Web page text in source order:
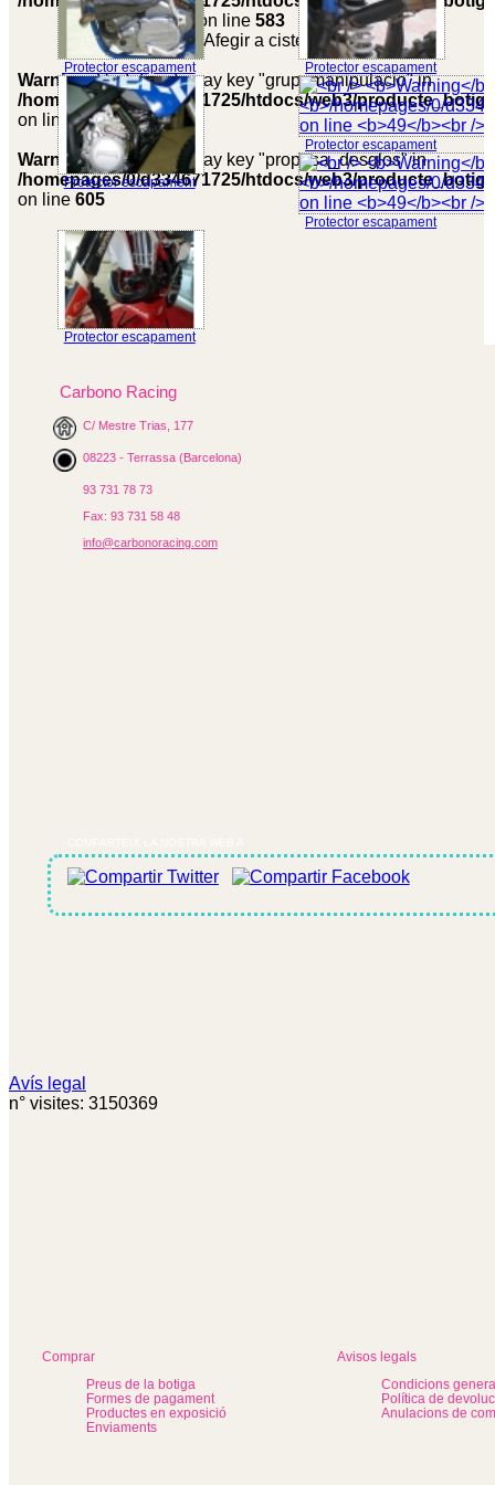
on line583
value="Afegir a cistella">
Warning: Undefined array key "grup_manipulacio" in
/homepages/0/d334671725/htdocs/web3/
on line591
Warning: Undefined array key "proposa_desglos" in
/homepages/0/d334671725/htdocs/web3/
on line605
Protector escapament Protector escapament
Protector escapament
Protector escapament
Protector escapament
Protector escapament
Carbono Racing
C/ Mestre Trias, 177
08223 - Terrassa (Barcelona)
93 731 78 73
Fax: 93 731 58 48
info@carbonoracing.com
Avís legal
n° visites: 3150369
Comprar
Preus de la botiga
Formes de pagament
Productes en exposició
Enviaments
Avisos legals
Condicions
Política de
Anulacions de